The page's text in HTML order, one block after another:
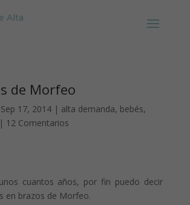
de Morfeo
Sep 17, 2014| alta demanda, bebés,
| 12 Comentarios
cuantos años, por fin puedo decir
en brazos de Morfeo.